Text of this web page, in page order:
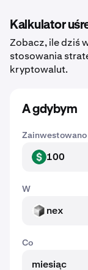
Kalkulator
Zobacz, ile dziś
stosowania
kryptowalut.
A gdybym
Zainwestowano
USD 100
W
NEX nex
Co
miesiąc